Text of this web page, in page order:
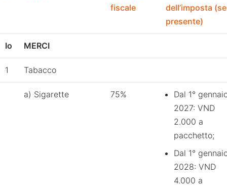
fiscale
dell’imposta (se
presente)
Io MERCI
1 Tabacco
a) Sigarette 75%
Dal 1°
2027: VND
2.000 a
pacchetto;
Dal 1°
2028: VND
4.000 a